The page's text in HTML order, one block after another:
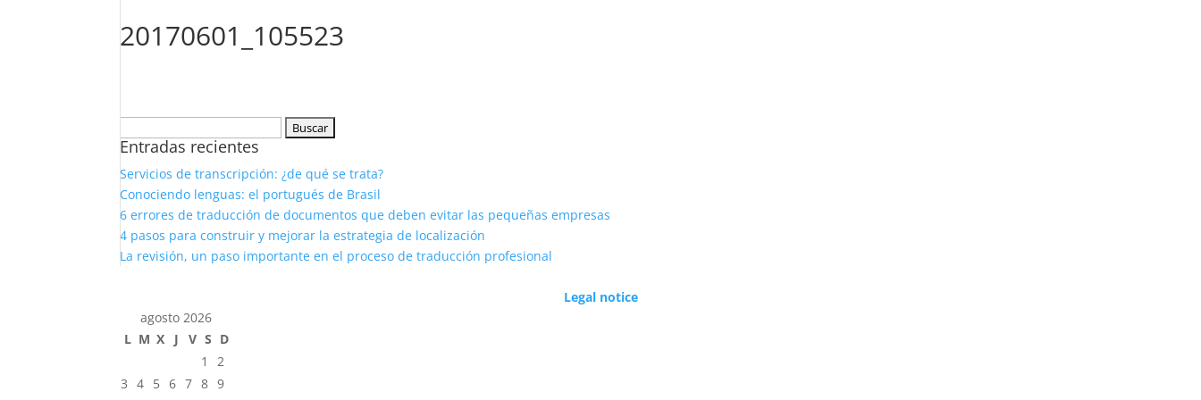
20170601_105523
Entradas recientes
Servicios de transcripción: ¿de qué se trata?
Conociendo lenguas: el portugués de Brasil
6 errores de traducción de documentos que deben evitar las pequeñas empresas
4 pasos para construir y mejorar la estrategia de localización
La revisión, un paso importante en el proceso de traducción profesional
Legal notice
agosto 2026
L M X J V S D
1
2
3
4 5 6 7 8 9